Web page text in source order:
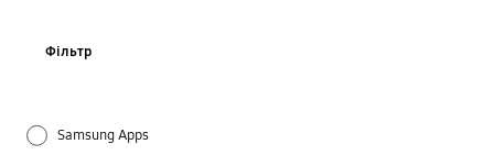
Фільтр
Samsung Apps